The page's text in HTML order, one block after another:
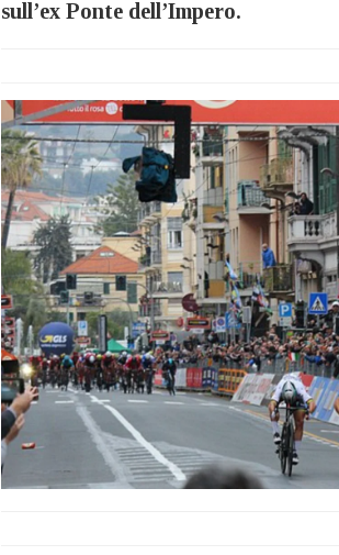
sull’ex Ponte dell’Impero.